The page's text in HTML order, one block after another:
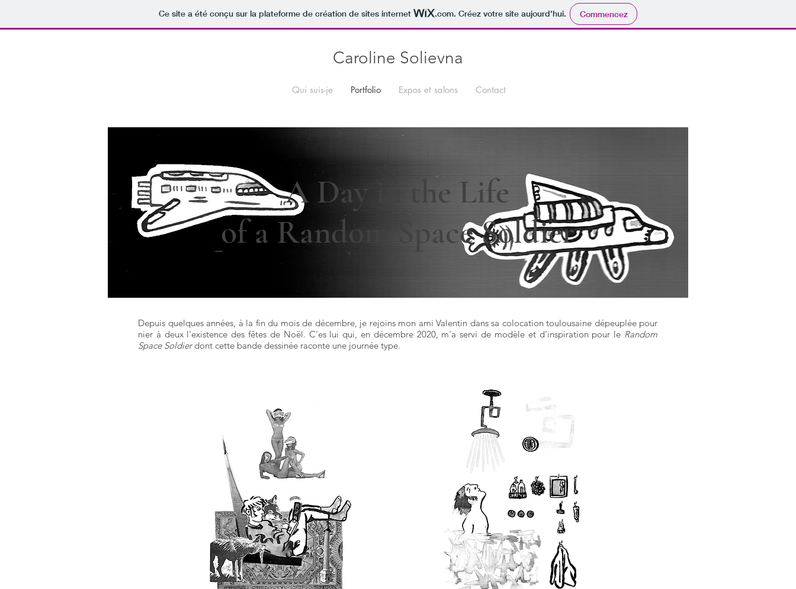
Ce site a été conçu sur la plateforme de création de sites internet .com. Créez votre site aujourd'hui. Commencez
Caroline Solievna
Qui suis-je Portfolio Expos et salons Contact
A Day in the Life
of a Random Space Soldier
Depuis quelques années, à la fin du mois de décembre, je rejoins mon ami Valentin dans sa colocation toulousaine dépeuplée pour
nier à deux l'existence des fêtes de Noël. C'es lui qui, en décembre 2020, m'a servi de modèle et d'inspiration pour le Random
Space Soldierdont cette bande dessinée raconte une journée type.